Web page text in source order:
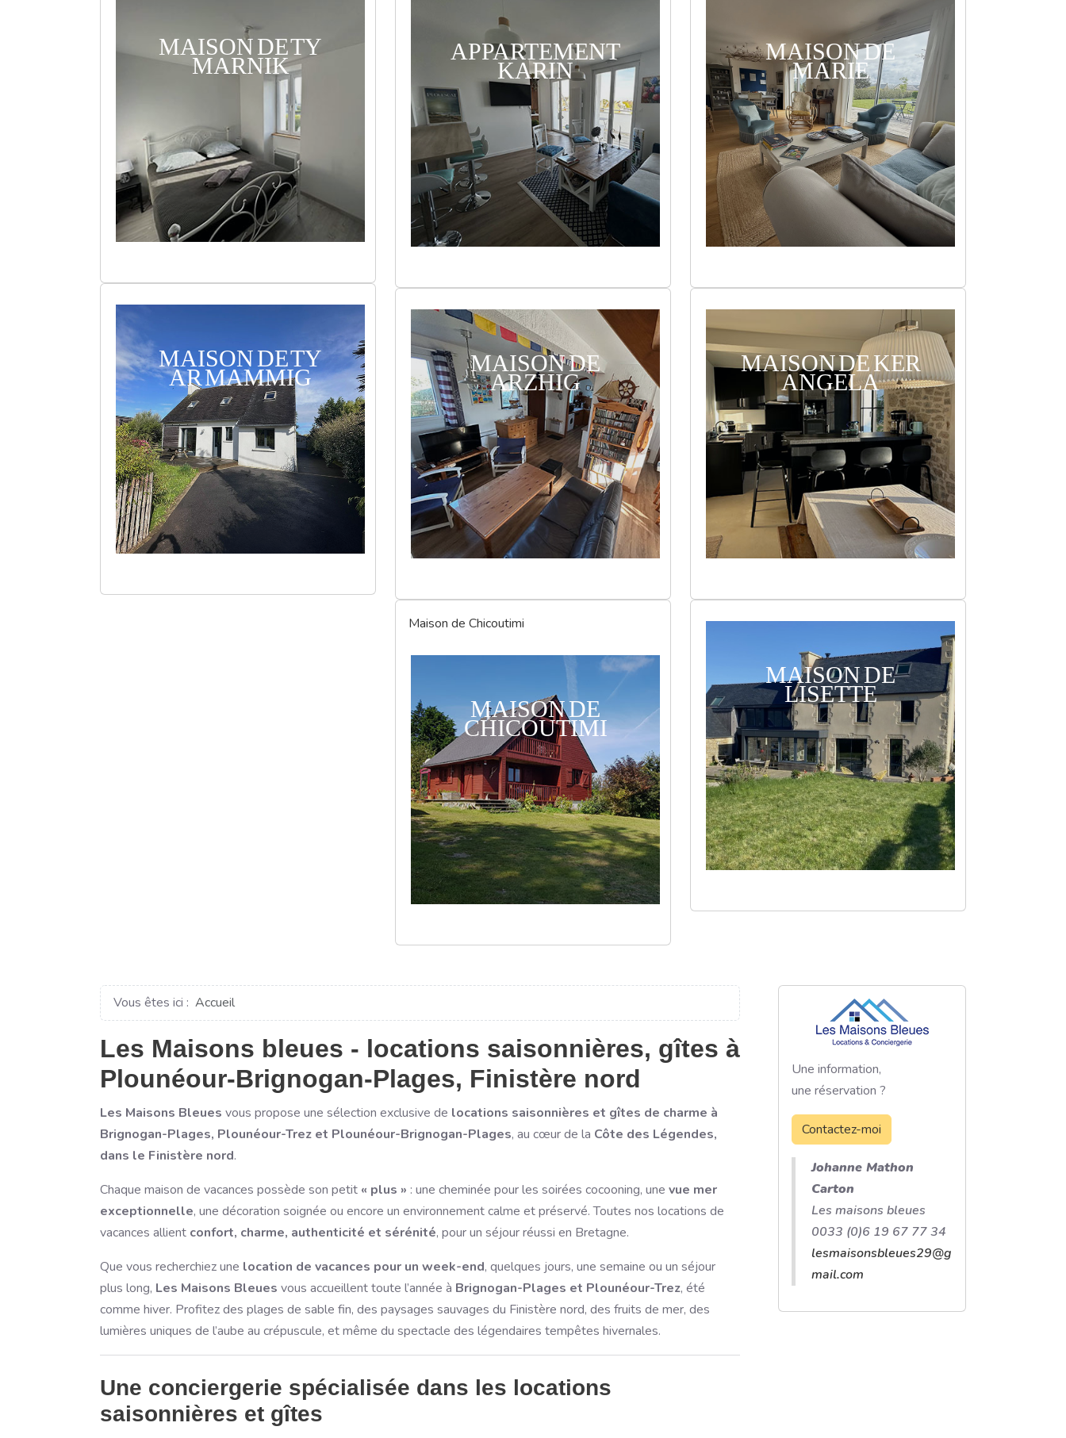
MAISON DE TY
MARNIK
MAISON DE TY
AR MAMMIG
APPARTEMENT
KARIN
MAISON DE
ARZHIG
Maison de Chicoutimi
MAISON DE
CHICOUTIMI
MAISON DE
MARIE
MAISON DE KER
ANGELA
MAISON DE
LISETTE
Vous êtes ici : Accueil
Les Maisons bleues - locations saisonnières, gîtes à
Plounéour-Brignogan-Plages, Finistère nord
Les Maisons Bleues vous propose une sélection exclusive de locations saisonnières et gîtes de charme à
Brignogan-Plages, Plounéour-Trez et Plounéour-Brignogan-Plages, au cœur de la Côte des Légendes,
dans le Finistère nord.
Chaque maison de vacances possède son petit « plus » : une cheminée pour les soirées cocooning, une vue mer
exceptionnelle, une décoration soignée ou encore un environnement calme et préservé. Toutes nos locations de
vacances allient confort, charme, authenticité et sérénité, pour un séjour réussi en Bretagne.
Que vous recherchiez une location de vacances pour un week-end, quelques jours, une semaine ou un séjour
plus long, Les Maisons Bleues vous accueillent toute l’année à Brignogan-Plages et Plounéour-Trez, été
comme hiver. Profitez des plages de sable fin, des paysages sauvages du Finistère nord, des fruits de mer, des
lumières uniques de l’aube au crépuscule, et même du spectacle des légendaires tempêtes hivernales.
Une conciergerie spécialisée dans les locations
saisonnières et gîtes
Une information,
une réservation ?
Contactez-moi
Johanne Mathon
Carton
Les maisons bleues
0033 (0)6 19 67 77 34
lesmaisonsbleues29@g
mail.com